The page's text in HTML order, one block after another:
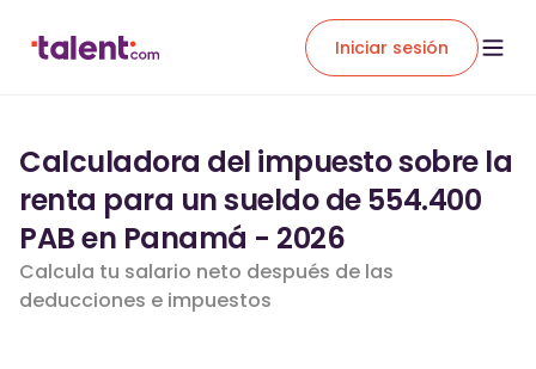
Iniciar sesión
Calculadora del impuesto sobre la
renta para un sueldo de 554.400
PAB en Panamá - 2026
Calcula tu salario neto después de las
deducciones e impuestos